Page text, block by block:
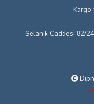
Kargo
Selanik Caddesi 82/